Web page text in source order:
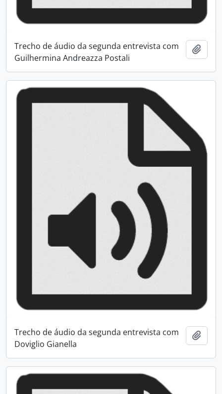
Trecho de áudio da segunda entrevista com
Guilhermina Andreazza Postali
Trecho de áudio da segunda entrevista com
Doviglio Gianella